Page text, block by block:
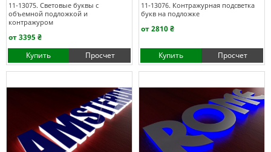
11-13075. Световые буквы с
объемной подложкой и
контражуром
от 3395 ₴
Купить
Просчет
11-13076. Контражурная подсветка
букв на подложке
от 2810 ₴
Купить Просчет